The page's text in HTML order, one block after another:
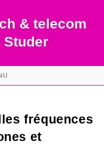
& telecom
Studer
fréquences
et